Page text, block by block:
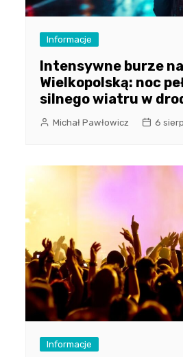
Informacje
Intensywne burze
Wielkopolską: noc
silnego wiatru w
Michał Pawłowicz 6
Informacje